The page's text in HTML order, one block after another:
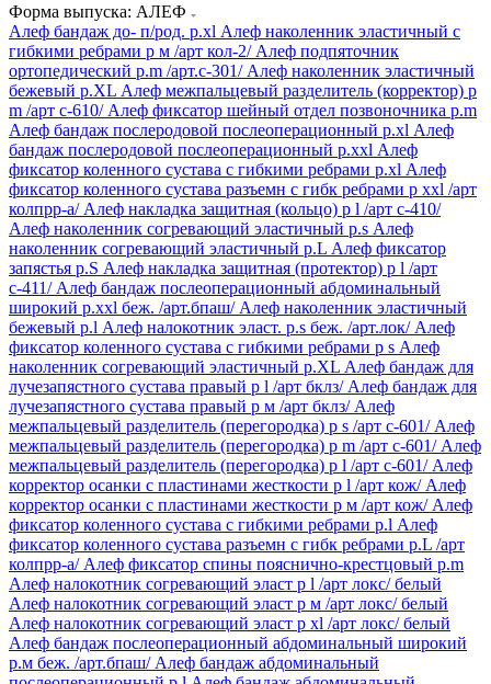
Форма выпуска: АЛЕФ
Алеф бандаж до- п/род. р.xl Алеф наколенник эластичный с
гибкими ребрами р м /арт кол-2/ Алеф подпяточник
ортопедический р.m /арт.с-301/ Алеф наколенник эластичный
бежевый р.XL Алеф межпальцевый разделитель (корректор) р
m /арт c-610/ Алеф фиксатор шейный отдел позвоночника р.m
Алеф бандаж послеродовой послеоперационный р.xl Алеф
бандаж послеродовой послеоперационный р.xxl Алеф
фиксатор коленного сустава с гибкими ребрами р.xl Алеф
фиксатор коленного сустава разъемн с гибк ребрами р xxl /арт
колпрр-а/ Алеф накладка защитная (кольцо) р l /арт с-410/
Алеф наколенник согревающий эластичный р.s Алеф
наколенник согревающий эластичный р.L Алеф фиксатор
запястья р.S Алеф накладка защитная (протектор) р l /арт
с-411/ Алеф бандаж послеоперационный абдоминальный
широкий р.xxl беж. /арт.бпаш/ Алеф наколенник эластичный
бежевый р.l Алеф налокотник эласт. р.s беж. /арт.лок/ Алеф
фиксатор коленного сустава с гибкими ребрами р s Алеф
наколенник согревающий эластичный р.XL Алеф бандаж для
лучезапястного сустава правый р l /арт бклз/ Алеф бандаж для
лучезапястного сустава правый р м /арт бклз/ Алеф
межпальцевый разделитель (перегородка) р s /арт c-601/ Алеф
межпальцевый разделитель (перегородка) р m /арт c-601/ Алеф
межпальцевый разделитель (перегородка) р l /арт c-601/ Алеф
корректор осанки с пластинами жесткости р l /арт кож/ Алеф
корректор осанки с пластинами жесткости р м /арт кож/ Алеф
фиксатор коленного сустава с гибкими ребрами р.l Алеф
фиксатор коленного сустава разъемн с гибк ребрами р.L /арт
колпрр-а/ Алеф фиксатор спины пояснично-крестцовый р.m
Алеф налокотник согревающий эласт р l /арт локс/ белый
Алеф налокотник согревающий эласт р м /арт локс/ белый
Алеф налокотник согревающий эласт р xl /арт локс/ белый
Алеф бандаж послеоперационный абдоминальный широкий
р.м беж. /арт.бпаш/ Алеф бандаж абдоминальный